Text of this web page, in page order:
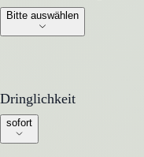
Bitte auswählen
Dringlichkeit
Dringlichkeit
sofort